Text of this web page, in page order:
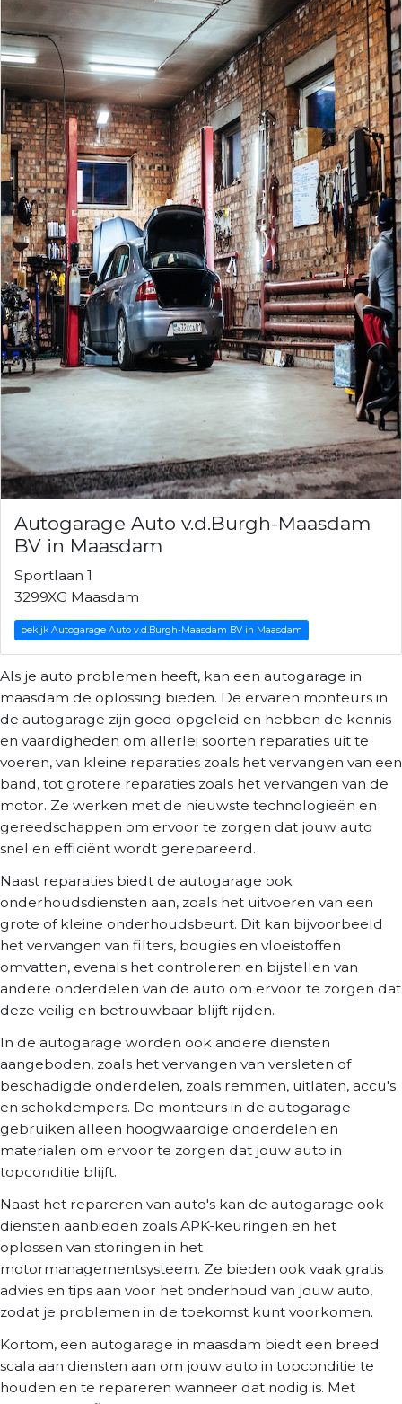
Autogarage Auto v.d.Burgh-Maasdam
BV in Maasdam
Sportlaan 1
3299XG Maasdam
bekijk Autogarage Auto v.d.Burgh-Maasdam BV in Maasdam
Als je auto problemen heeft, kan een autogarage in
maasdam de oplossing bieden. De ervaren monteurs in
de autogarage zijn goed opgeleid en hebben de kennis
en vaardigheden om allerlei soorten reparaties uit te
voeren, van kleine reparaties zoals het vervangen van een
band, tot grotere reparaties zoals het vervangen van de
motor. Ze werken met de nieuwste technologieën en
gereedschappen om ervoor te zorgen dat jouw auto
snel en efficiënt wordt gerepareerd.
Naast reparaties biedt de autogarage ook
onderhoudsdiensten aan, zoals het uitvoeren van een
grote of kleine onderhoudsbeurt. Dit kan bijvoorbeeld
het vervangen van filters, bougies en vloeistoffen
omvatten, evenals het controleren en bijstellen van
andere onderdelen van de auto om ervoor te zorgen dat
deze veilig en betrouwbaar blijft rijden.
In de autogarage worden ook andere diensten
aangeboden, zoals het vervangen van versleten of
beschadigde onderdelen, zoals remmen, uitlaten, accu's
en schokdempers. De monteurs in de autogarage
gebruiken alleen hoogwaardige onderdelen en
materialen om ervoor te zorgen dat jouw auto in
topconditie blijft.
Naast het repareren van auto's kan de autogarage ook
diensten aanbieden zoals APK-keuringen en het
oplossen van storingen in het
motormanagementsysteem. Ze bieden ook vaak gratis
advies en tips aan voor het onderhoud van jouw auto,
zodat je problemen in de toekomst kunt voorkomen.
Kortom, een autogarage in maasdam biedt een breed
scala aan diensten aan om jouw auto in topconditie te
houden en te repareren wanneer dat nodig is. Met